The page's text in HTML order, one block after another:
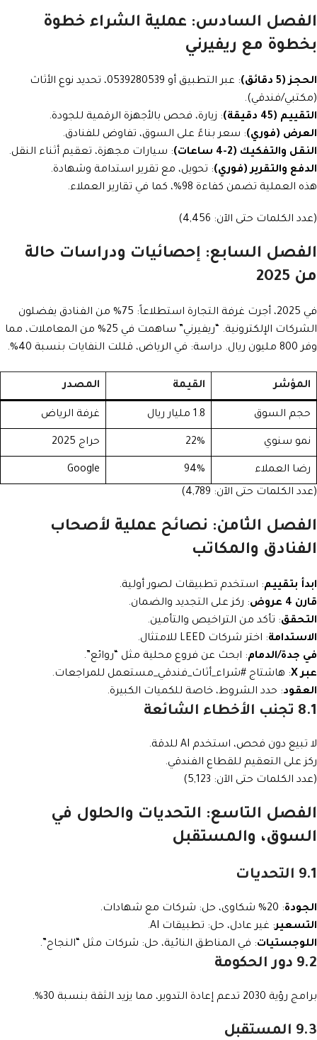
الفصل السادس: عملية الشراء خطوة
بخطوة مع ريفيرني
الحجز (5 دقائق)
: عبر التطبيق أو 0539280539، تحديد نوع الأثاث
(مكتبي/فندقي).
التقييم (45 دقيقة)
: زيارة، فحص بالأجهزة الرقمية للجودة.
العرض (فوري): سعر بناءً على السوق، تفاوض للفنادق.
النقل والتفكيك (2-4 ساعات)
: سيارات مجهزة، تعقيم أثناء النقل.
الدفع والتقرير (فوري): تحويل، مع تقرير استدامة وشهادة.
هذه العملية تضمن كفاءة 98%، كما في تقارير العملاء.
(عدد الكلمات حتى الآن: 4,456)
الفصل السابع: إحصائيات ودراسات حالة
من 2025
في 2025، أجرت غرفة التجارة استطلاعاً: 75% من الفنادق يفضلون
الشركات الإلكترونية. “ريفيرني” ساهمت في 25% من المعاملات، مما
وفر 800 مليون ريال. دراسة: في الرياض، قللت النفايات بنسبة 40%.
المؤشر القيمة المصدر
حجم السوق 1.8 مليار ريال غرفة الرياض
نمو سنوي 22% حراج 2025
رضا العملاء 94%
Google
(عدد الكلمات حتى الآن: 4,789)
الفصل الثامن: نصائح عملية لأصحاب
الفنادق والمكاتب
ابدأ بتقييم: استخدم تطبيقات لصور أولية.
قارن 4 عروض
: ركز على التجديد والضمان.
التحقق: تأكد من التراخيص والتأمين.
الاستدامة: اختر شركات LEED للامتثال.
في جدة/الدمام: ابحث عن فروع محلية مثل “روائع”.
عبر X
: هاشتاج #شراء_أثاث_فندقي_مستعمل للمراجعات.
العقود: حدد الشروط، خاصة للكميات الكبيرة.
8.1 تجنب الأخطاء الشائعة
لا تبيع دون فحص، استخدم AI للدقة.
ركز على التعقيم للقطاع الفندقي.
(عدد الكلمات حتى الآن: 5,123)
الفصل التاسع: التحديات والحلول في
السوق، والمستقبل
9.1 التحديات
الجودة: 20% شكاوى، حل: شركات مع شهادات.
التسعير: غير عادل، حل: تطبيقات AI.
اللوجستيات: في المناطق النائية، حل: شركات مثل “النجاح”.
9.2 دور الحكومة
برامج رؤية 2030 تدعم إعادة التدوير، مما يزيد الثقة بنسبة 30%.
9.3 المستقبل